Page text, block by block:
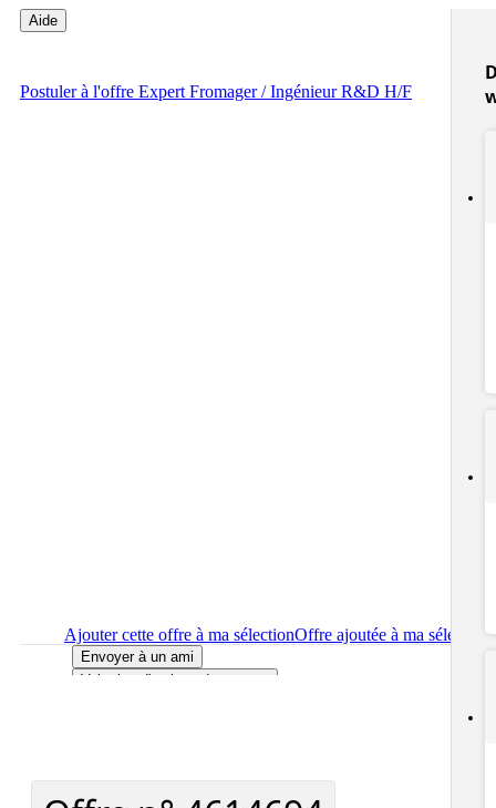
Aide
Postulerà l'offre Expert Fromager / Ingénieur R&D H/F
Ajouter cette offre à ma sélectionOffre ajoutée à ma sélection
Envoyer à un ami
Voir plus d'options de partage